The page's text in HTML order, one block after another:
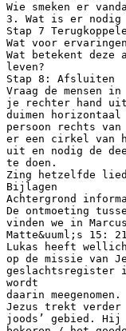
Wie smeken er
3. Wat is er nodig
Stap 7
Wat voor
Wat betekent deze
leven?
Stap 8: Afsluiten
Vraag de mensen
je rechter hand
duimen
persoon rechts
er een cirkel van
uit en nodig de
te doen.
Zing hetzelfde
Bijlagen
Achtergrond
De ontmoeting
vinden we in
Matte&uuml;s 15:
Lukas heeft
op de missie van
geslachtsregister
wordt
daarin meegenomen.
Jezus trekt verder
joods’ gebied. Hij